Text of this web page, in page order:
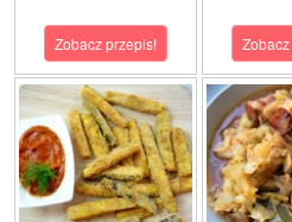
Zobacz przepis!